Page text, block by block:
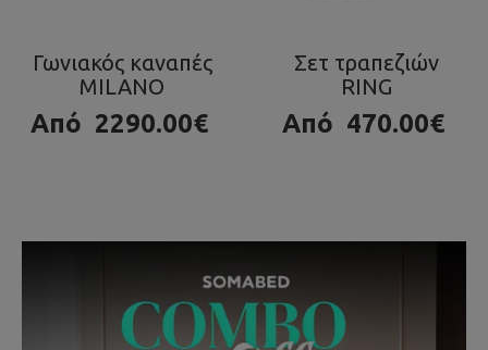
Σετ τραπεζιών
RING
Από 470.00€
Τραπεζάκι OLA
980.00€